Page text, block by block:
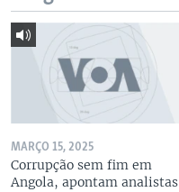
MARÇO 15, 2025
Corrupção sem fim em
Angola, apontam analistas